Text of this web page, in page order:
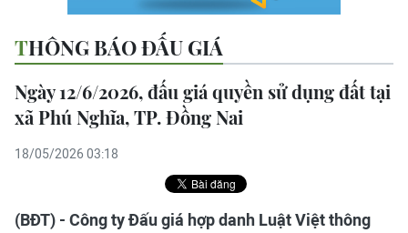
THÔNG BÁO ĐẤU GIÁ
Ngày 12/6/2026, đấu giá quyền sử dụng đất tại
xã Phú Nghĩa, TP. Đồng Nai
18/05/2026 03:18
(BĐT) - Công ty Đấu giá hợp danh Luật Việt thông